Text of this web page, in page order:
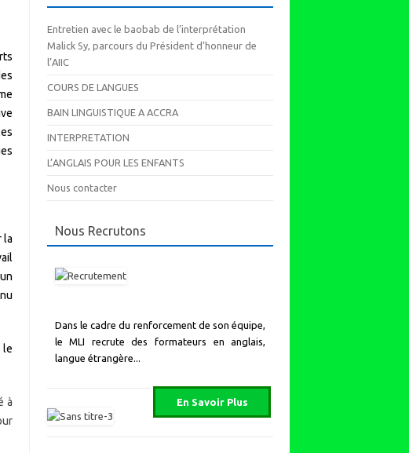
la
le
à
Entretien avec le baobab de l’interprétation
Malick Sy, parcours du Président d’honneur de
l’AIIC
COURS DE LANGUES
BAIN LINGUISTIQUE A ACCRA
INTERPRETATION
L’ANGLAIS POUR LES ENFANTS
Nous contacter
Nous Recrutons
Dans le cadre du renforcement de son équipe,
le MLI recrute des formateurs en anglais,
langue étrangère...